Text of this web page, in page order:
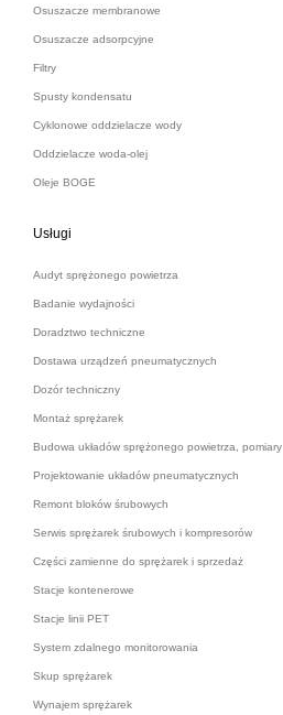
Osuszacze membranowe
Osuszacze adsorpcyjne
Filtry
Spusty kondensatu
Cyklonowe oddzielacze wody
Oddzielacze woda-olej
Oleje BOGE
Usługi
Audyt sprężonego powietrza
Badanie wydajności
Doradztwo techniczne
Dostawa urządzeń pneumatycznych
Dozór techniczny
Montaż sprężarek
Budowa układów sprężonego powietrza, pomiary
Projektowanie układów pneumatycznych
Remont bloków śrubowych
Serwis sprężarek śrubowych i kompresorów
Części zamienne do sprężarek i sprzedaż
Stacje kontenerowe
Stacje linii PET
System zdalnego monitorowania
Skup sprężarek
Wynajem sprężarek